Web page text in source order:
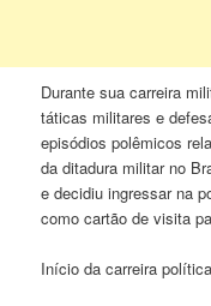
Durante sua carreira
táticas militares e
episódios polêmicos
da ditadura militar no
e decidiu ingressar na
como cartão de visita
Início da carreira política